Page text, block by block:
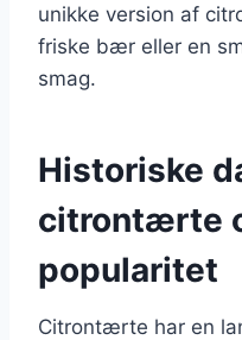
unikke version af
friske bær eller en
smag.
Historiske
citrontærte
popularitet
Citrontærte har en